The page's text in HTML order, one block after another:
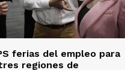
ferias del empleo para
regiones de